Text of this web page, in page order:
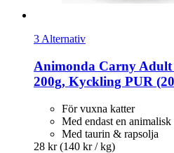
3 Alternativ
Animonda Carny
200g, Kyckling PUR
För vuxna katter
Med endast en
Med taurin & rapsolja
28 kr (140 kr / kg)